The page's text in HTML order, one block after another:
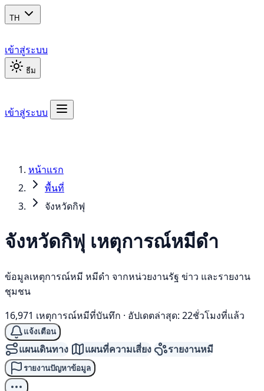
TH
เข้าสู่ระบบ
ธีม
เข้าสู่ระบบ
หน้าแรก
พื้นที่
จังหวัดกิฟุ
จังหวัดกิฟุ เหตุการณ์หมีดำ
ข้อมูลเหตุการณ์หมี หมีดำ จากหน่วยงานรัฐ ข่าว และรายงาน
ชุมชน
16,971 เหตุการณ์หมีที่บันทึก · อัปเดตล่าสุด: 22ชั่วโมงที่แล้ว
แจ้งเตือน
แผนเดินทาง แผนที่ความเสี่ยง รายงานหมี
รายงานปัญหาข้อมูล